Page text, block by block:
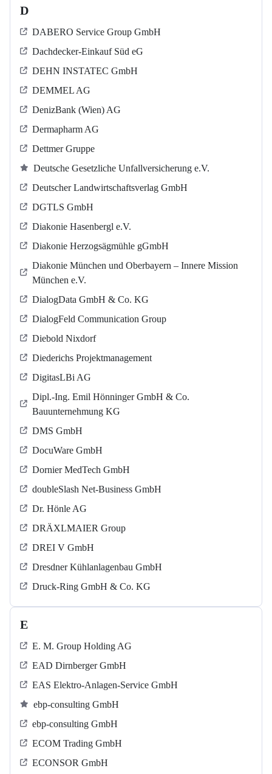
D
DABERO Service Group GmbH
Dachdecker-Einkauf Süd eG
DEHN INSTATEC GmbH
DEMMEL AG
DenizBank (Wien) AG
Dermapharm AG
Dettmer Gruppe
Deutsche Gesetzliche Unfallversicherung e.V.
Deutscher Landwirtschaftsverlag GmbH
DGTLS GmbH
Diakonie Hasenbergl e.V.
Diakonie Herzogsägmühle gGmbH
Diakonie München und Oberbayern – Innere Mission
München e.V.
DialogData GmbH & Co. KG
DialogFeld Communication Group
Diebold Nixdorf
Diederichs Projektmanagement
DigitasLBi AG
Dipl.-Ing. Emil Hönninger GmbH & Co.
Bauunternehmung KG
DMS GmbH
DocuWare GmbH
Dornier MedTech GmbH
doubleSlash Net-Business GmbH
Dr. Hönle AG
DRÄXLMAIER Group
DREI V GmbH
Dresdner Kühlanlagenbau GmbH
Druck-Ring GmbH & Co. KG
E
E. M. Group Holding AG
EAD Dirnberger GmbH
EAS Elektro-Anlagen-Service GmbH
ebp-consulting GmbH
ebp-consulting GmbH
ECOM Trading GmbH
ECONSOR GmbH